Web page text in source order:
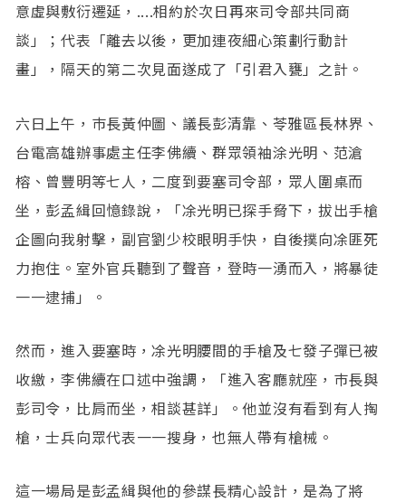
意虛與敷衍遷延，....相約於次日再來司令部共同商
談」；代表「離去以後，更加連夜細心策劃行動計
畫」，隔天的第二次見面遂成了「引君入甕」之計。
六日上午，巿長黃仲圖、議長彭清靠、苓雅區長林界、
台電高雄辦事處主任李佛續、群眾領袖涂光明、范滄
榕、曾豐明等七人，二度到要塞司令部，眾人圍桌而
坐，彭孟緝回憶錄說，「凃光明已探手脅下，拔出手槍
企圖向我射擊，副官劉少校眼明手快，自後撲向凃匪死
力抱住。室外官兵聽到了聲音，登時一湧而入，將暴徒
一一逮捕」。
然而，進入要塞時，凃光明腰間的手槍及七發子彈已被
收繳，李佛續在口述中強調，「進入客廳就座，巿長與
彭司令，比肩而坐，相談甚詳」。他並沒有看到有人掏
槍，士兵向眾代表一一搜身，也無人帶有槍械。
這一場局是彭孟緝與他的參謀長精心設計，是為了將